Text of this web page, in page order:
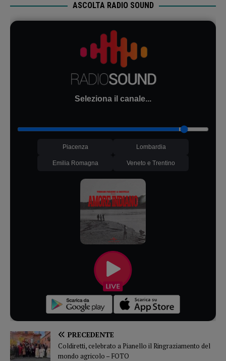
e…
ASCOLTA RADIO SOUND
Seleziona il canale...
Piacenza Lombardia
Emilia Romagna Veneto e Trentino
PRECEDENTE
Coldiretti, celebrato a Pianello il Ringraziamento del
mondo agricolo – FOTO